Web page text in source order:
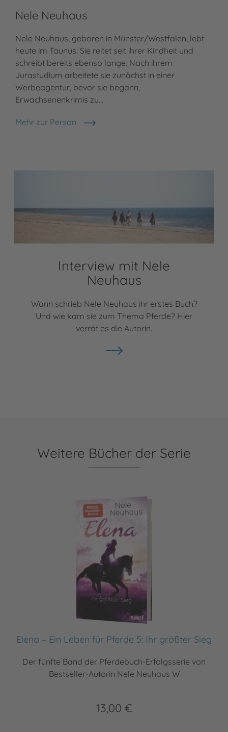
Nele Neuhaus
Nele Neuhaus, geboren in Münster/Westfalen, lebt
heute im Taunus. Sie reitet seit ihrer Kindheit und
schreibt bereits ebenso lange. Nach ihrem
Jurastudium arbeitete sie zunächst in einer
Werbeagentur, bevor sie begann,
Erwachsenenkrimis zu…
Mehr zur Person
Nele Neuhaus
Interview mit Nele
Neuhaus
Wann schrieb Nele Neuhaus ihr erstes Buch?
Und wie kam sie zum Thema Pferde? Hier
verrät es die Autorin.
Weitere Bücher der Serie
Elena – Ein Leben für Pferde 5: Ihr größter Sieg
Der fünfte Band der Pferdebuch-Erfolgsserie von
Bestseller-Autorin Nele Neuhaus W
13,00 €